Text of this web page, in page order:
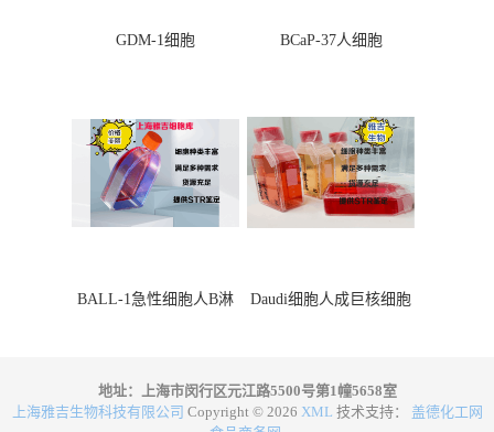
GDM-1细胞 BCaP-37人细胞
BALL-1急性细胞人B淋
Daudi细胞人成巨核细胞
地址：上海市闵行区元江路5500号第1幢5658室
上海雅吉生物科技有限公司 Copyright © 2026 XML 技术支持： 盖德化工网